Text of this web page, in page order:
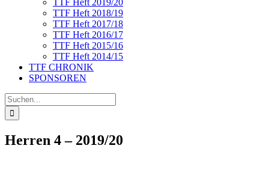
TTF Heft 2019/20
TTF Heft 2018/19
TTF Heft 2017/18
TTF Heft 2016/17
TTF Heft 2015/16
TTF Heft 2014/15
TTF CHRONIK
SPONSOREN
Suche
nach:
Herren 4 – 2019/20